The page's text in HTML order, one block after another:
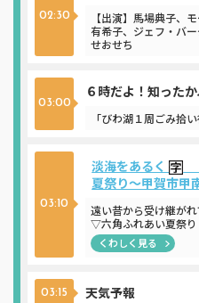
02:30
【出演】馬場典子、
有希子、ジェフ・バ
せおせち
03:00
６時だよ！知った
「びわ湖１周ごみ拾
03:10
淡海をあるく
夏祭り～甲賀市甲
遠い昔から受け継が
▽六角ふれあい夏祭り
くわしく見る
03:15 天気予報